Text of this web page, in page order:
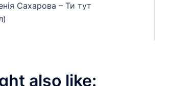
Сахарова – Ти тут
also like: